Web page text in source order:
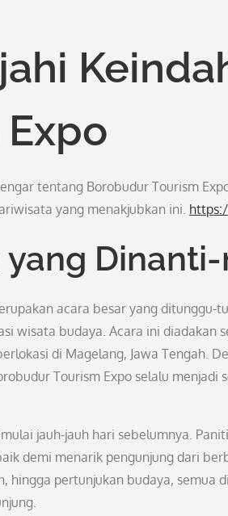
tentang Borobudur Tourism
yang menakjubkan ini.
yang
acara besar yang
wisata budaya. Acara ini diadakan
di Magelang, Jawa Tengah.
Tourism Expo selalu
jauh-jauh hari sebelumnya.
demi menarik pengunjung dari
hingga pertunjukan budaya, semua